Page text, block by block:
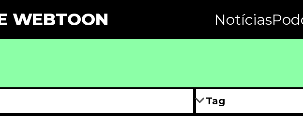
WEBTOON Notícias